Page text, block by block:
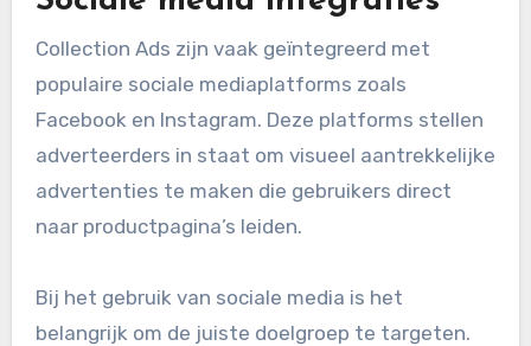
Collection Ads zijn vaak geïntegreerd met
populaire sociale mediaplatforms zoals
Facebook en Instagram. Deze platforms stellen
adverteerders in staat om visueel aantrekkelijke
advertenties te maken die gebruikers direct
naar productpagina’s leiden.
Bij het gebruik van sociale media is het
belangrijk om de juiste doelgroep te targeten.